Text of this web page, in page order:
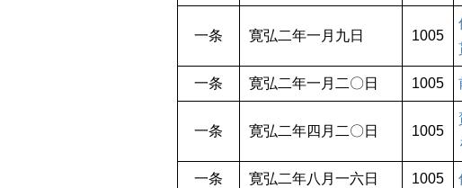
一条 寛弘二年一月九日 1005
一条 寛弘二年一月二〇日 1005
一条 寛弘二年四月二〇日 1005
一条 寛弘二年八月一六日 1005